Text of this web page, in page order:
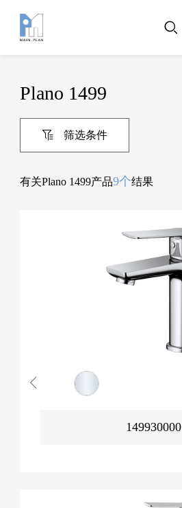
Plano 1499
筛选条件
有关Plano 1499产品9个结果
149930000